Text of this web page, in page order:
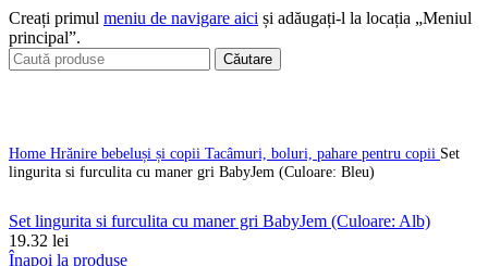
Creați primul meniu de navigare aici și adăugați-l la locația „Meniul
principal”.
Căutare
Home Hrănire bebeluși și copii Tacâmuri, boluri, pahare pentru copii Set
lingurita si furculita cu maner gri BabyJem (Culoare: Bleu)
Set lingurita si furculita cu maner gri BabyJem (Culoare: Alb)
19.32 lei
Înapoi la produse